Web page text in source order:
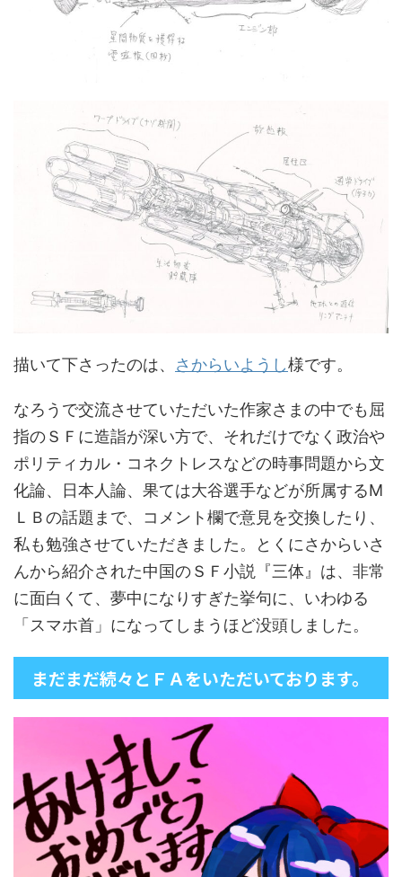
描いて下さったのは、 さからいようし様です。
なろうで交流させていただいた作家さまの中でも屈
指のＳＦに造詣が深い方で、それだけでなく政治や
ポリティカル・コネクトレスなどの時事問題から文
化論、日本人論、果ては大谷選手などが所属するМ
ＬＢの話題まで、コメント欄で意見を交換したり、
私も勉強させていただきました。とくにさからいさ
んから紹介された中国のＳＦ小説『三体』は、非常
に面白くて、夢中になりすぎた挙句に、いわゆる
「スマホ首」になってしまうほど没頭しました。
まだまだ続々とＦＡをいただいております。